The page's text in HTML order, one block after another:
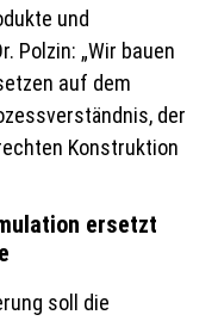
und
Polzin: „Wir bauen
auf dem
der
Konstruktion
ersetzt
soll die